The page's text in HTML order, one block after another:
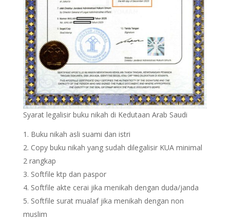
Syarat legalisir buku nikah di Kedutaan Arab Saudi
Buku nikah asli suami dan istri
Copy buku nikah yang sudah dilegalisir KUA minimal
2 rangkap
Softfile ktp dan paspor
Softfile akte cerai jika menikah dengan duda/janda
Softfile surat mualaf jika menikah dengan non
muslim